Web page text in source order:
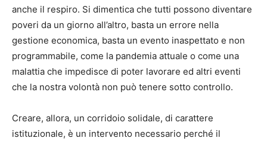
anche il respiro. Si dimentica che tutti possono diventare
poveri da un giorno all’altro, basta un errore nella
gestione economica, basta un evento inaspettato e non
programmabile, come la pandemia attuale o come una
malattia che impedisce di poter lavorare ed altri eventi
che la nostra volontà non può tenere sotto controllo.
Creare, allora, un corridoio solidale, di carattere
istituzionale, è un intervento necessario perché il